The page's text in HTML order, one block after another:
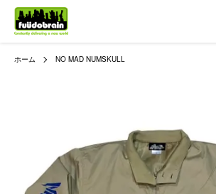
ホーム NO MAD NUMSKULL